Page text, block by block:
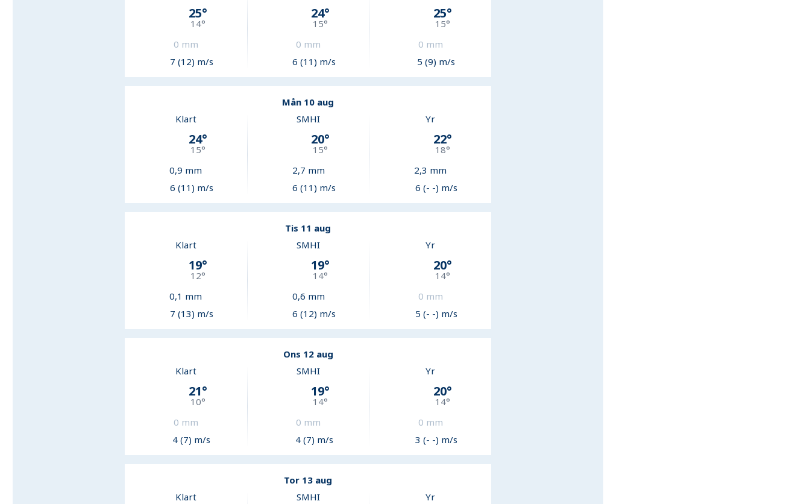
25°
14°
0 mm
7 (12) m/s
24°
15°
0 mm
6 (11) m/s
25°
15°
0 mm
5 (9) m/s
Mån 10 aug
Klart
24°
15°
0,9 mm
6 (11) m/s
SMHI
20°
15°
2,7 mm
6 (11) m/s
Yr
22°
18°
2,3 mm
6 (- -) m/s
Tis 11 aug
Klart
19°
12°
0,1 mm
7 (13) m/s
SMHI
19°
14°
0,6 mm
6 (12) m/s
Yr
20°
14°
0 mm
5 (- -) m/s
Ons 12 aug
Klart
21°
10°
0 mm
4 (7) m/s
SMHI
19°
14°
0 mm
4 (7) m/s
Yr
20°
14°
0 mm
3 (- -) m/s
Tor 13 aug
Klart
SMHI Yr